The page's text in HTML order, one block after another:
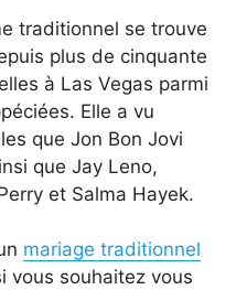
traditionnel se trouve
plus de cinquante
à Las Vegas parmi
Elle a vu
que Jon Bon Jovi
que Jay Leno,
et Salma Hayek.
mariage traditionnel
vous souhaitez vous